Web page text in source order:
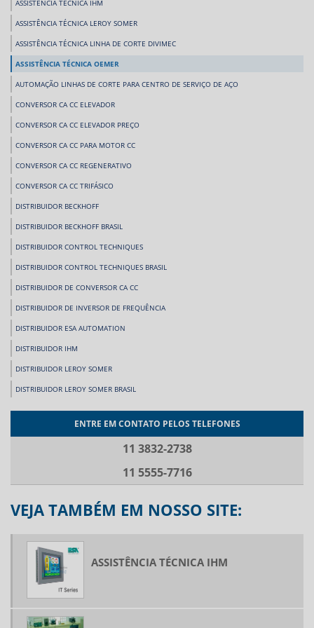
ASSISTÊNCIA TÉCNICA IHM
ASSISTÊNCIA TÉCNICA LEROY SOMER
ASSISTÊNCIA TÉCNICA LINHA DE CORTE DIVIMEC
ASSISTÊNCIA TÉCNICA OEMER
AUTOMAÇÃO LINHAS DE CORTE PARA CENTRO DE SERVIÇO DE AÇO
CONVERSOR CA CC ELEVADOR
CONVERSOR CA CC ELEVADOR PREÇO
CONVERSOR CA CC PARA MOTOR CC
CONVERSOR CA CC REGENERATIVO
CONVERSOR CA CC TRIFÁSICO
DISTRIBUIDOR BECKHOFF
DISTRIBUIDOR BECKHOFF BRASIL
DISTRIBUIDOR CONTROL TECHNIQUES
DISTRIBUIDOR CONTROL TECHNIQUES BRASIL
DISTRIBUIDOR DE CONVERSOR CA CC
DISTRIBUIDOR DE INVERSOR DE FREQUÊNCIA
DISTRIBUIDOR ESA AUTOMATION
DISTRIBUIDOR IHM
DISTRIBUIDOR LEROY SOMER
DISTRIBUIDOR LEROY SOMER BRASIL
DISTRIBUIDOR OEMER
FABRICANTES DE INVERSORES DE FREQUÊNCIA
FORNECEDOR DE INVERSOR DE FREQUÊNCIA
FORNECEDORES DE SERVO MOTOR
IHM COM CLP INCORPORADO
IHM TOUCH COM CLP INCORPORADO
ENTRE EM CONTATO PELOS TELEFONES
11 3832-2738
11 5555-7716
VEJA TAMBÉM EM NOSSO SITE:
ASSISTÊNCIA TÉCNICA IHM